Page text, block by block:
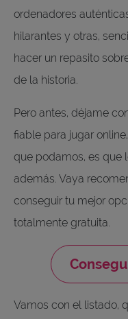
ordenadores
hilarantes y otras,
hacer un repasito
de la historia.
Pero antes, déjame
fiable para jugar
que podamos, es que
además. Vaya
conseguir tu mejor
totalmente gratuita.
Vamos con el listado,